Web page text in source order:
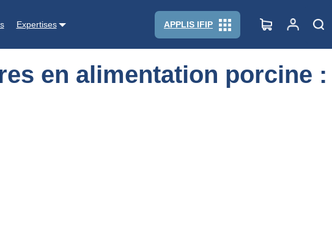
Expertises APPLIS IFIP
en alimentation porcine :